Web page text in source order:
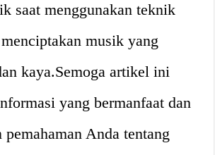
saat menggunakan teknik
musik yang
kaya.Semoga artikel ini
yang bermanfaat dan
Anda tentang